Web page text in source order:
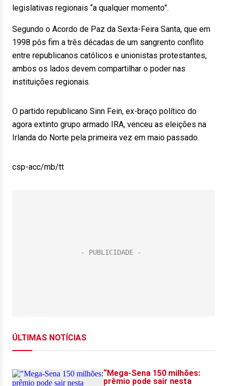
legislativas regionais “a qualquer momento”.
Segundo o Acordo de Paz da Sexta-Feira Santa, que em
1998 pôs fim a três décadas de um sangrento conflito
entre republicanos católicos e unionistas protestantes,
ambos os lados devem compartilhar o poder nas
instituições regionais.
O partido republicano Sinn Fein, ex-braço político do
agora extinto grupo armado IRA, venceu as eleições na
Irlanda do Norte pela primeira vez em maio passado.
csp-acc/mb/tt